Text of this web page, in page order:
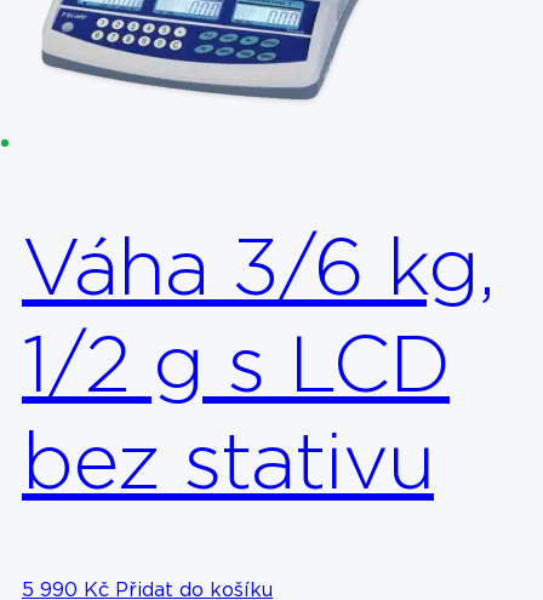
Váha 3/6 kg,
1/2 g s LCD
bez stativu
5 990 Kč Přidat do košíku